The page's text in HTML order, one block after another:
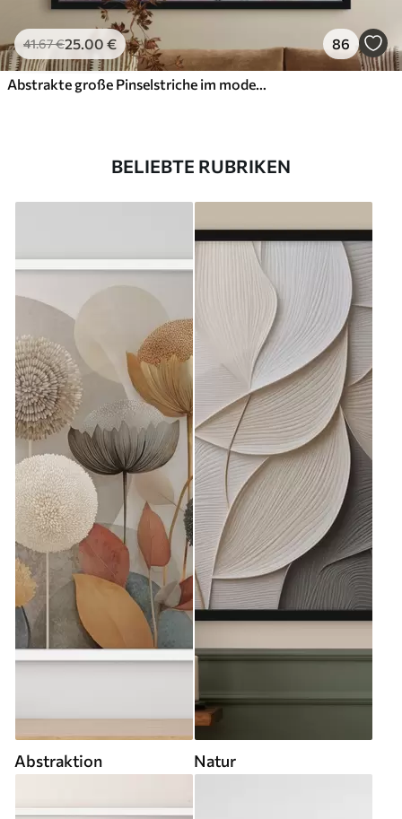
41.67€25.00 € 86
Abstrakte große Pinselstriche im modernen Stil
BELIEBTE RUBRIKEN
Abstraktion Natur